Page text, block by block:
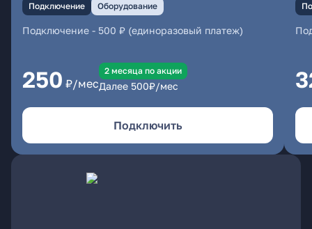
Подключение Оборудование
Подключение - 500 ₽ (единоразовый платеж)
250 ₽/мес
2 месяцa по акции
Далее 500₽/мес
Подключить